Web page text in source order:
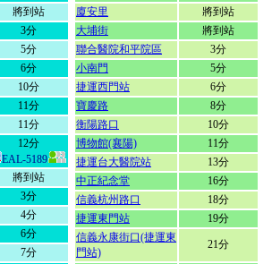
將到站
3分
5分
6分
10分
11分
11分
12分
EAL-5189
將到站
3分
4分
6分
7分
廈安里
將到站
大埔街
將到站
聯合醫院和平院區
3分
小南門
5分
捷運西門站
6分
寶慶路
8分
衡陽路口
10分
博物館(襄陽)
11分
捷運台大醫院站
13分
中正紀念堂
16分
信義杭州路口
18分
捷運東門站
19分
信義永康街口(捷運東
門站)
21分